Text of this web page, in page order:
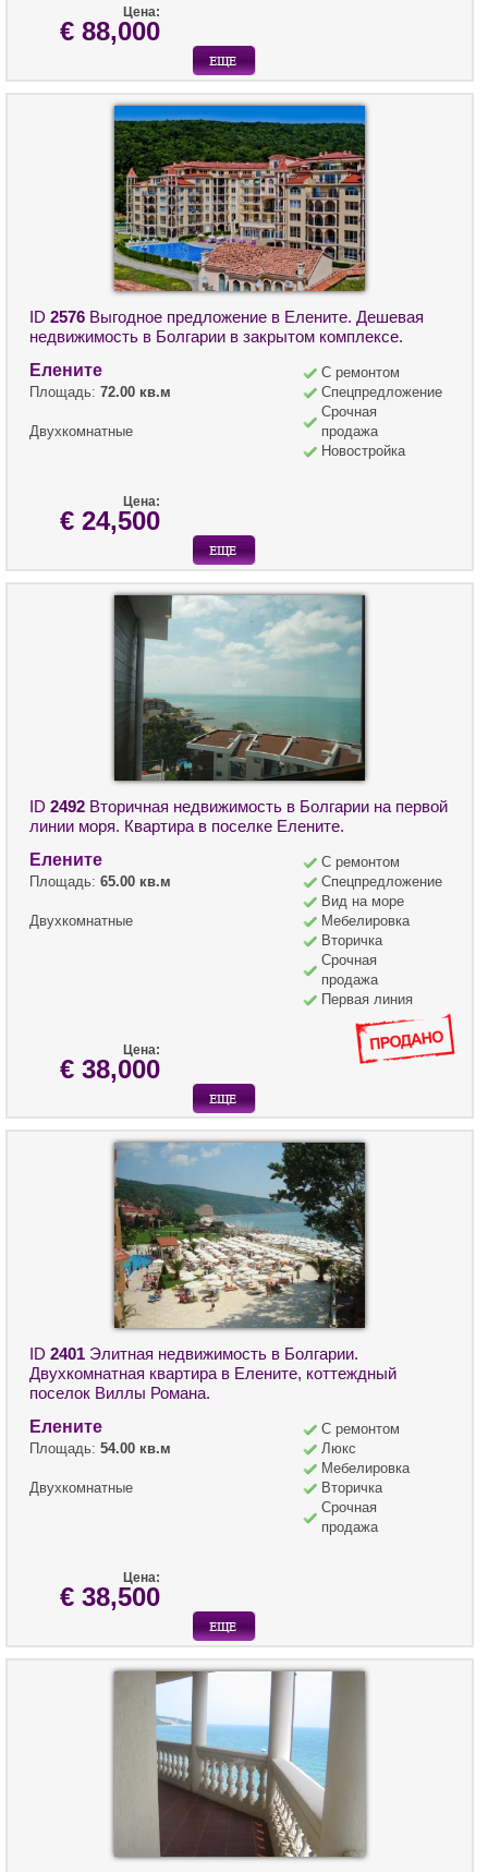
Цена:
€ 88,000
ID 2576 Выгодное предложение в Елените. Дешевая
недвижимость в Болгарии в закрытом комплексе.
Елените
Площадь: 72.00 кв.м
Двухкомнатные
С ремонтом
Спецпредложение
Срочная
продажа
Новостройка
Цена:
€ 24,500
ID 2492 Вторичная недвижимость в Болгарии на первой
линии моря. Квартира в поселке Елените.
Елените
Площадь: 65.00 кв.м
Двухкомнатные
С ремонтом
Спецпредложение
Вид на море
Мебелировка
Вторичка
Срочная
продажа
Первая линия
Цена:
€ 38,000
ID 2401 Элитная недвижимость в Болгарии.
Двухкомнатная квартира в Елените, коттеждный
поселок Виллы Романа.
Елените
Площадь: 54.00 кв.м
Двухкомнатные
С ремонтом
Люкс
Мебелировка
Вторичка
Срочная
продажа
Цена:
€ 38,500